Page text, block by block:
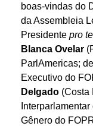
boas-vindas do
da Assembleia
Presidente pro
Blanca Ovelar
ParlAmericas; de
Executivo do
Delgado (Costa
Gênero do